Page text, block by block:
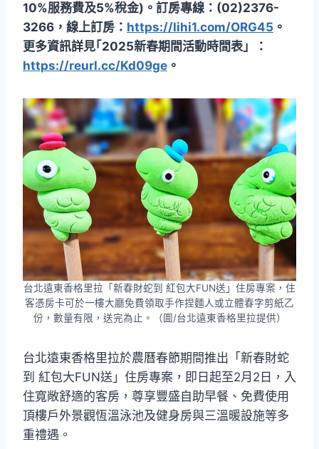
10%服務費及5%稅金)。訂房專線：(02)2376-
3266，線上訂房： https://lihi1.com/ORG45 。
更多資訊詳見｢2025新春期間活動時間表」：
https://reurl.cc/Kd09ge 。
台北遠東香格里拉「新春財蛇到 紅包大FUN送」住房專案，住
客憑房卡可於一樓大廳免費領取手作捏麵人或立體春字剪紙乙
份，數量有限，送完為止。（圖/台北遠東香格里拉提供）
台北遠東香格里拉於農曆春節期間推出「新春財蛇
到 紅包大FUN送」住房專案，即日起至2月2日，入
住寬敞舒適的客房，尊享豐盛自助早餐、免費使用
頂樓戶外景觀恆溫泳池及健身房與三溫暖設施等多
重禮遇。